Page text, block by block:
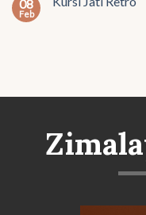
08
Feb